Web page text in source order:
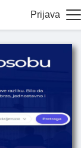
Prijava